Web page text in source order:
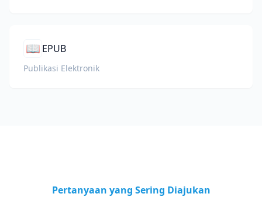
📖 EPUB
Publikasi Elektronik
Pertanyaan yang Sering Diajukan